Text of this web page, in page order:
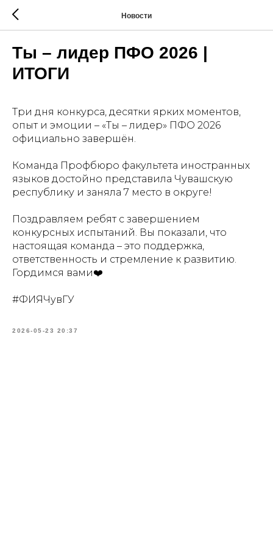
Новости
Ты – лидер ПФО 2026 |
ИТОГИ
Три дня конкурса, десятки ярких моментов,
опыт и эмоции – «Ты – лидер» ПФО 2026
официально завершён.
Команда Профбюро факультета иностранных
языков достойно представила Чувашскую
республику и заняла 7 место в округе!
Поздравляем ребят с завершением
конкурсных испытаний. Вы показали, что
настоящая команда – это поддержка,
ответственность и стремление к развитию.
Гордимся вами❤️
#ФИЯЧувГУ
2026-05-23 20:37